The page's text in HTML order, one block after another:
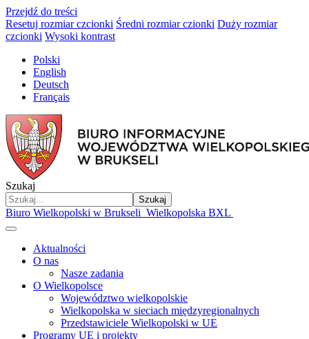
Przejdź do treści
Resetuj rozmiar czcionki Średni rozmiar czionki Duży rozmiar
czcionki Wysoki kontrast
Polski
English
Deutsch
Français
Szukaj
Szukaj
Biuro Wielkopolski w Brukseli Wielkopolska BXL
Aktualności
O nas
Nasze zadania
O Wielkopolsce
Województwo wielkopolskie
Wielkopolska w sieciach międzyregionalnych
Przedstawiciele Wielkopolski w UE
Programy UE i projekty